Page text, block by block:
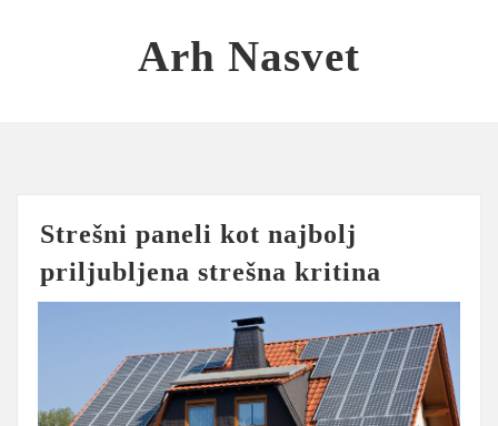
Arh Nasvet
Strešni paneli kot najbolj
priljubljena strešna kritina